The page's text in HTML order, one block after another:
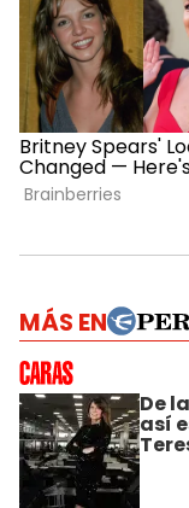
MÁS EN
De
así